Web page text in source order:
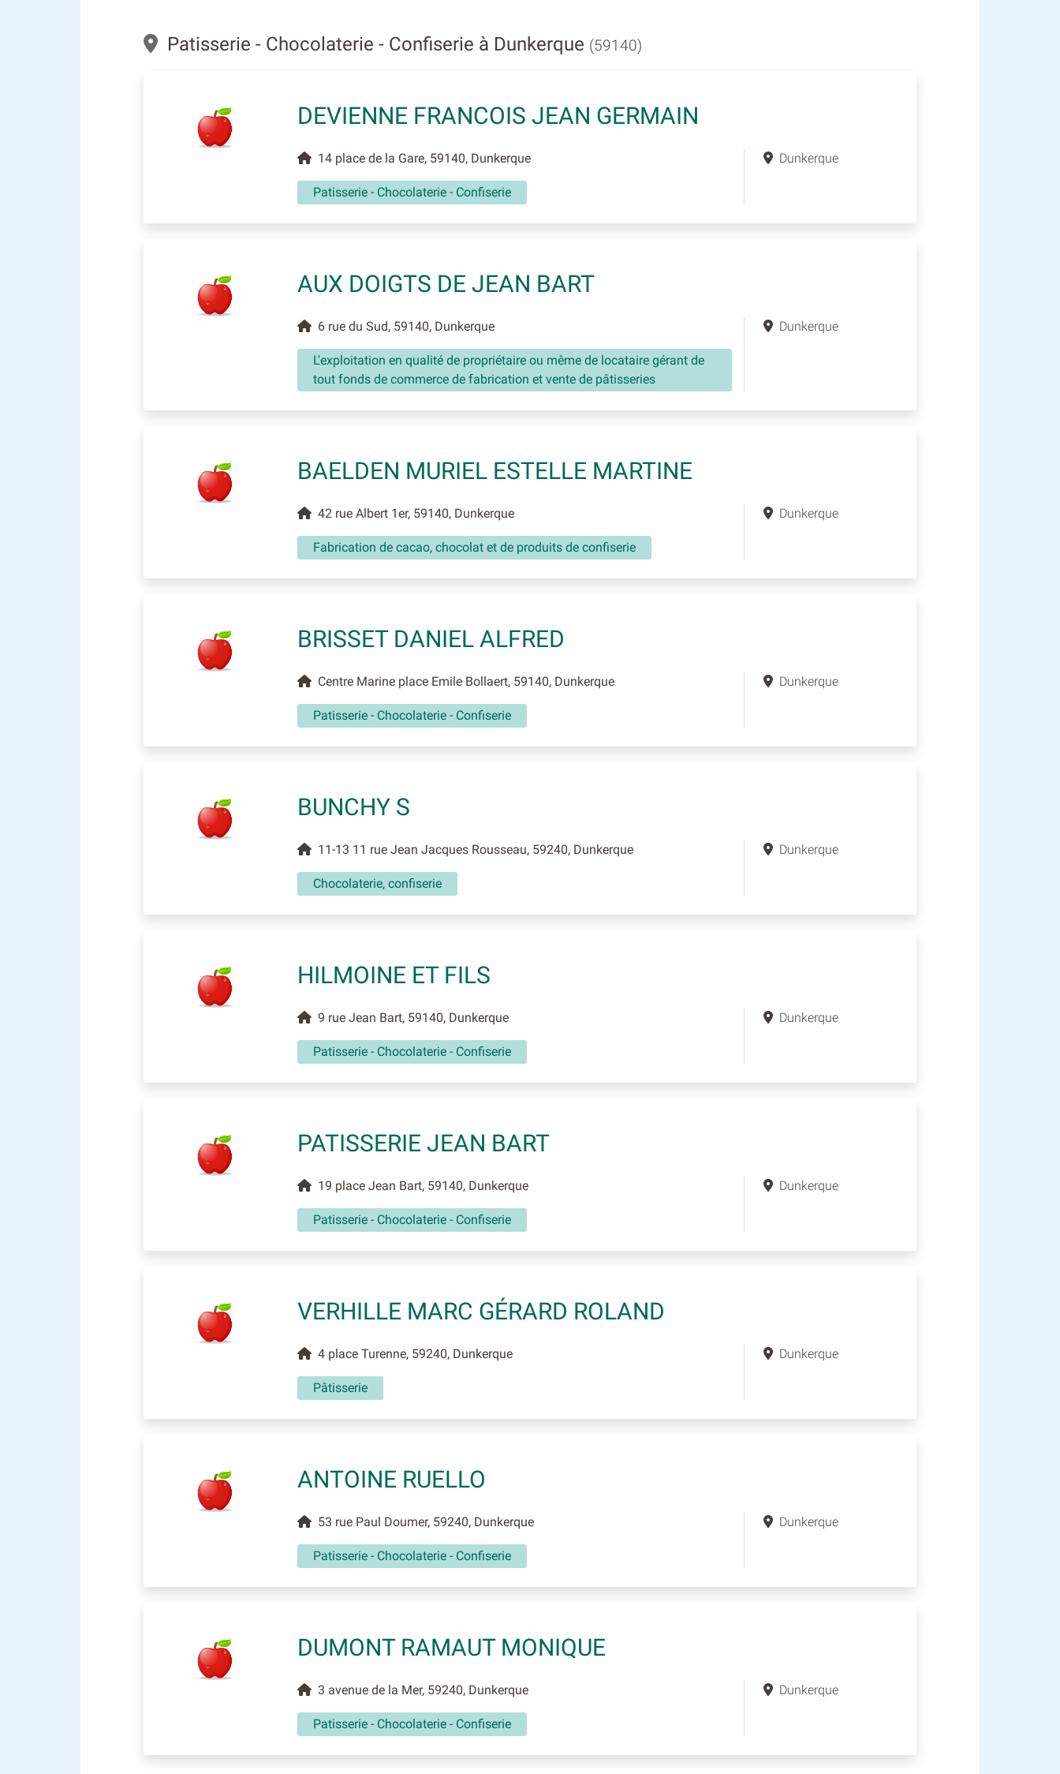
Patisserie - Chocolaterie - Confiserie à Dunkerque (59140)
DEVIENNE FRANCOIS JEAN GERMAIN
14 place de la Gare, 59140, Dunkerque
Patisserie - Chocolaterie - Confiserie
Dunkerque
AUX DOIGTS DE JEAN BART
6 rue du Sud, 59140, Dunkerque
L'exploitation en qualité de propriétaire ou même de locataire gérant de
tout fonds de commerce de fabrication et vente de pâtisseries
Dunkerque
BAELDEN MURIEL ESTELLE MARTINE
42 rue Albert 1er, 59140, Dunkerque
Fabrication de cacao, chocolat et de produits de confiserie
Dunkerque
BRISSET DANIEL ALFRED
Centre Marine place Emile Bollaert, 59140, Dunkerque
Patisserie - Chocolaterie - Confiserie
Dunkerque
BUNCHY S
11-13 11 rue Jean Jacques Rousseau, 59240, Dunkerque
Chocolaterie, confiserie
Dunkerque
HILMOINE ET FILS
9 rue Jean Bart, 59140, Dunkerque
Patisserie - Chocolaterie - Confiserie
Dunkerque
PATISSERIE JEAN BART
19 place Jean Bart, 59140, Dunkerque
Patisserie - Chocolaterie - Confiserie
Dunkerque
VERHILLE MARC GÉRARD ROLAND
4 place Turenne, 59240, Dunkerque
Pâtisserie
Dunkerque
ANTOINE RUELLO
53 rue Paul Doumer, 59240, Dunkerque
Patisserie - Chocolaterie - Confiserie
Dunkerque
DUMONT RAMAUT MONIQUE
3 avenue de la Mer, 59240, Dunkerque
Patisserie - Chocolaterie - Confiserie
Dunkerque